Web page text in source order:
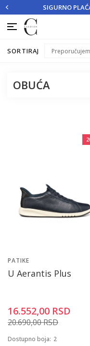
PRIJAVITE SE REGISTRUJTE
SIGURNO
OBUĆA
SORTIRAJ
PATIKE
U Aerantis Plus
16.552,00 RSD
20.690,00RSD
Dostupno boja: 2